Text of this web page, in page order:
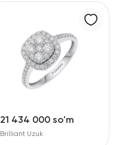
21 434 000 so'm
Brilliant Uzuk